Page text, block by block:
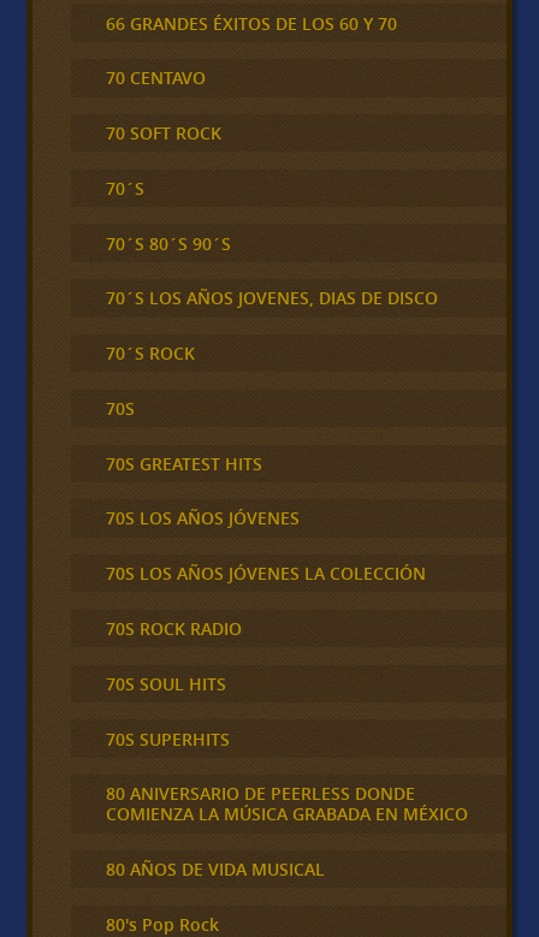
66 GRANDES ÉXITOS DE LOS 60 Y 70
70 CENTAVO
70 SOFT ROCK
70´S
70´S 80´S 90´S
70´S LOS AÑOS JOVENES, DIAS DE DISCO
70´S ROCK
70S
70S GREATEST HITS
70S LOS AÑOS JÓVENES
70S LOS AÑOS JÓVENES LA COLECCIÓN
70S ROCK RADIO
70S SOUL HITS
70S SUPERHITS
80 ANIVERSARIO DE PEERLESS DONDE
COMIENZA LA MÚSICA GRABADA EN MÉXICO
80 AÑOS DE VIDA MUSICAL
80's Pop Rock